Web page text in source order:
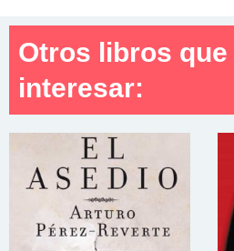
Otros libros que
interesar: